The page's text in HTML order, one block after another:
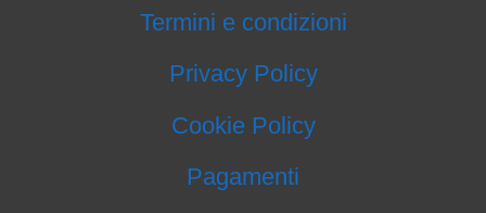
Termini e condizioni
Privacy Policy
Cookie Policy
Pagamenti